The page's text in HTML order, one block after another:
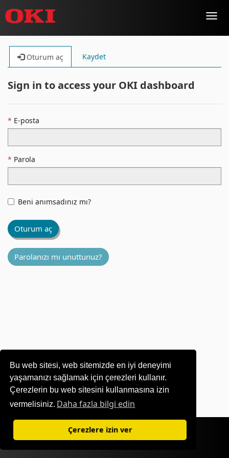
Bu web sitesi, web sitemizde en iyi deneyimi
yaşamanızı sağlamak için çerezleri kullanır.
Çerezlerin bu web sitesini kullanmasına izin
vermelisiniz. Daha fazla bilgi edin
Çerezlere izin ver
Oturum aç Kaydet
Sign in to access your OKI dashboard
E-posta
Parola
Beni anımsadınız mı?
Oturum aç
Parolanızı mı unuttunuz?
|Gizlilik Politikası
©1995-2026 OKI Europe Ltd. Tüm hakları saklıdır.